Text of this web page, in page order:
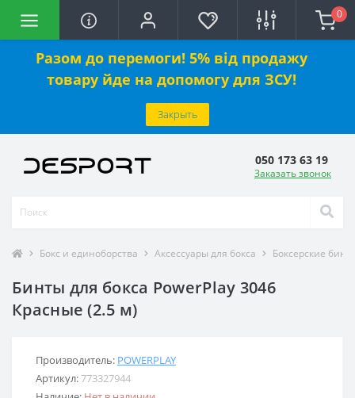
Разом до перемоги! 5% від продажу
товару йде на допомогу для ЗСУ!
Закрыть
0
050 173 63 19
Заказать звонок
Бокс и единоборства Аксессуары для бокса Боксерские
Бинты для бокса PowerPlay 3046
Красные (2.5 м)
Производитель: POWERPLAY
Артикул:773327944